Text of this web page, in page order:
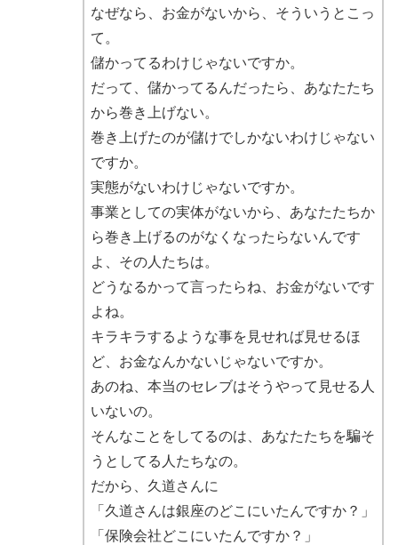
なぜなら、お金がないから、そういうとこっ
て。
儲かってるわけじゃないですか。
だって、儲かってるんだったら、あなたたち
から巻き上げない。
巻き上げたのが儲けでしかないわけじゃない
ですか。
実態がないわけじゃないですか。
事業としての実体がないから、あなたたちか
ら巻き上げるのがなくなったらないんです
よ、その人たちは。
どうなるかって言ったらね、お金がないです
よね。
キラキラするような事を見せれば見せるほ
ど、お金なんかないじゃないですか。
あのね、本当のセレブはそうやって見せる人
いないの。
そんなことをしてるのは、あなたたちを騙そ
うとしてる人たちなの。
だから、久道さんに
「久道さんは銀座のどこにいたんですか？」
「保険会社どこにいたんですか？」